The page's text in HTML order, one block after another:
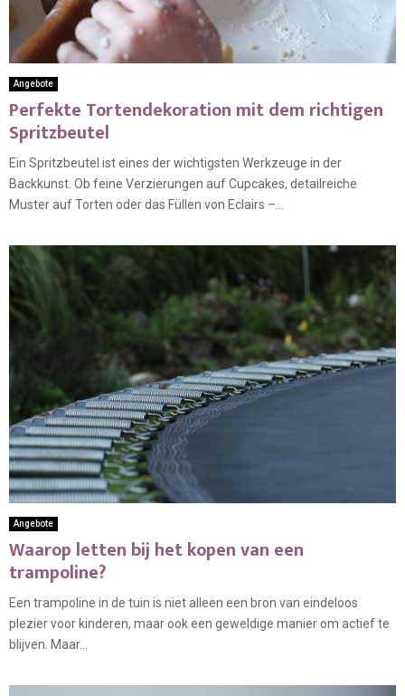
Angebote
Perfekte Tortendekoration mit dem richtigen
Spritzbeutel
Ein Spritzbeutel ist eines der wichtigsten Werkzeuge in der
Backkunst. Ob feine Verzierungen auf Cupcakes, detailreiche
Muster auf Torten oder das Füllen von Eclairs –...
Angebote
Waarop letten bij het kopen van een
trampoline?
Een trampoline in de tuin is niet alleen een bron van eindeloos
plezier voor kinderen, maar ook een geweldige manier om actief te
blijven. Maar...